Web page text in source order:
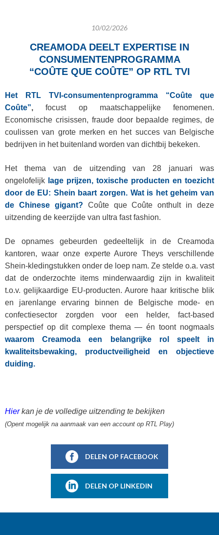
10/02/2026
CREAMODA DEELT EXPERTISE IN
CONSUMENTENPROGRAMMA
“COÛTE QUE COÛTE” OP RTL TVI
Het RTL TVI-consumentenprogramma “Coûte que
Coûte”, focust op maatschappelijke fenomenen.
Economische crisissen, fraude door bepaalde regimes, de
coulissen van grote merken en het succes van Belgische
bedrijven in het buitenland worden van dichtbij bekeken.
Het thema van de uitzending van 28 januari was
ongelofelijk lage prijzen, toxische producten en toezicht
door de EU: Shein baart zorgen. Wat is het geheim van
de Chinese gigant? Coûte que Coûte onthult in deze
uitzending de keerzijde van ultra fast fashion.
De opnames gebeurden gedeeltelijk in de Creamoda
kantoren, waar onze experte Aurore Theys verschillende
Shein‑kledingstukken onder de loep nam. Ze stelde o.a. vast
dat de onderzochte items minderwaardig zijn in kwaliteit
t.o.v. gelijkaardige EU‑producten. Aurore haar kritische blik
en jarenlange ervaring binnen de Belgische mode‑ en
confectiesector zorgden voor een helder, fact‑based
perspectief op dit complexe thema — én toont nogmaals
waarom Creamoda een belangrijke rol speelt in
kwaliteitsbewaking, productveiligheid en objectieve
duiding.
Hier kan je de volledige uitzending te bekijken
(Opent mogelijk na aanmaak van een account op RTL Play)
DELEN OP FACEBOOK
DELEN OP LINKEDIN